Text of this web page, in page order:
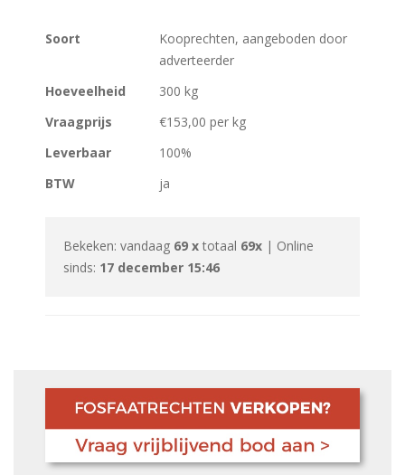
Soort
Kooprechten, aangeboden door
adverteerder
Hoeveelheid
300 kg
Vraagprijs
€153,00 per kg
Leverbaar
100%
BTW
ja
Bekeken: vandaag 69 x totaal 69x | Online
sinds: 17 december 15:46